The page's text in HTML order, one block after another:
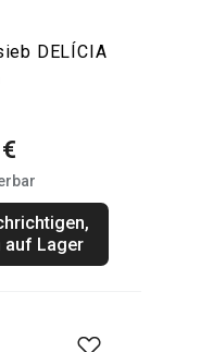
DELÍCIA
auf Lager